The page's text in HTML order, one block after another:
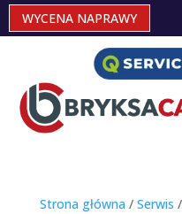
WYCENA NAPRAWY
Strona główna / Serwis /